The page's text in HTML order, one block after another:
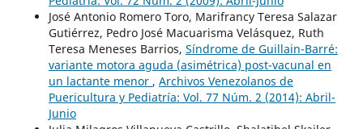
José Antonio Romero Toro, Marifrancy Teresa Salazar
Gutiérrez, Pedro José Macuarisma Velásquez, Ruth
Teresa Meneses Barrios, Síndrome de Guillain-Barré:
variante motora aguda (asimétrica) post-vacunal en
un lactante menor , Archivos Venezolanos de
Puericultura y Pediatría: Vol. 77 Núm. 2 (2014): Abril-
Junio